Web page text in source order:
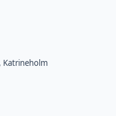
Katrineholm